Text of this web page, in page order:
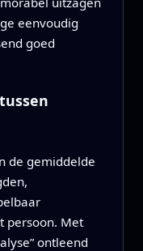
eenvoudig
goed
de gemiddelde
persoon. Met
ontleend